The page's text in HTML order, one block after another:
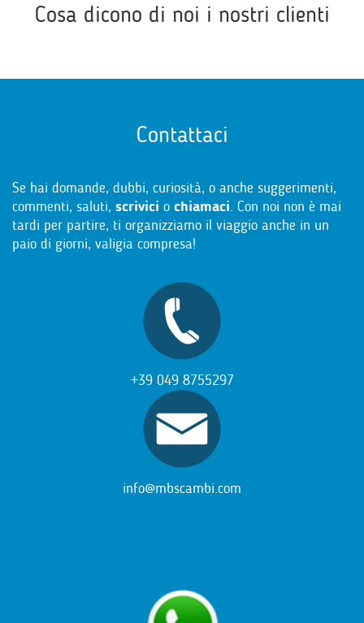
Cosa dicono di noi i nostri clienti
Contattaci
Se hai domande, dubbi, curiosità, o anche suggerimenti,
commenti, saluti, scrivici o chiamaci. Con noi non è mai
tardi per partire, ti organizziamo il viaggio anche in un
paio di giorni, valigia compresa!
+39 049 8755297
info@mbscambi.com